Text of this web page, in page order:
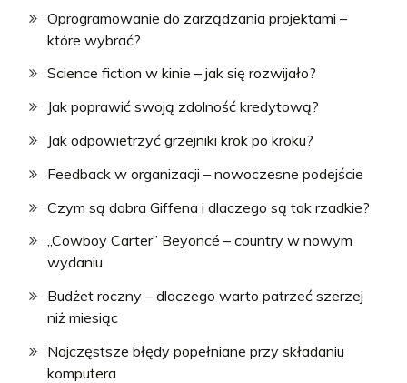
Oprogramowanie do zarządzania projektami –
które wybrać?
Science fiction w kinie – jak się rozwijało?
Jak poprawić swoją zdolność kredytową?
Jak odpowietrzyć grzejniki krok po kroku?
Feedback w organizacji – nowoczesne podejście
Czym są dobra Giffena i dlaczego są tak rzadkie?
„Cowboy Carter” Beyoncé – country w nowym
wydaniu
Budżet roczny – dlaczego warto patrzeć szerzej
niż miesiąc
Najczęstsze błędy popełniane przy składaniu
komputera